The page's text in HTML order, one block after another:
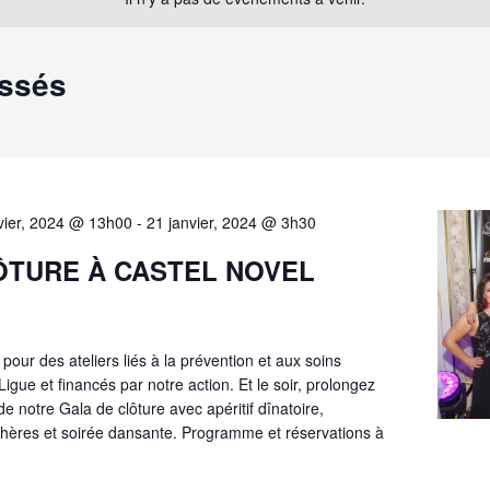
2024 @ 13h00 -21 janvier, 2024 @ 3h30
À CASTEL NOVEL
des ateliers liés à la prévention et aux soins
et financés par notre action. Et le soir, prolongez
notre Gala de clôture avec apéritif dînatoire,
et soirée dansante. Programme et réservations à